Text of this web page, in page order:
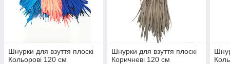
Шнурки для взуття плоскі
Кольорові 120 см
Шнурки для взуття плоскі
Коричневі 120 см